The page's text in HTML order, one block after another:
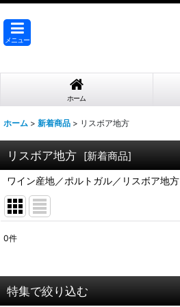
メニュー
ホーム
ホーム > 新着商品 > リスボア地方
リスボア地方 [新着商品]
ワイン産地／ポルトガル／リスボア地方
在庫あり
0件
特集で絞り込む